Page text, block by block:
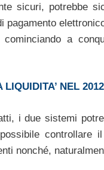
sicuri, potrebbe
pagamento
cominciando a
NEL 2012
i due sistemi
controllare
nonché,